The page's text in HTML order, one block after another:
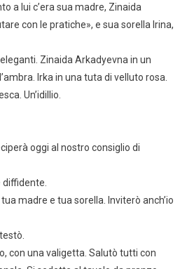
a lui c’era sua madre, Zinaida
con le pratiche», e sua sorella Irina,
Zinaida Arkadyevna in un
Irka in una tuta di velluto rosa.
Un’idillio.
oggi al nostro consiglio di
madre e tua sorella. Inviterò anch’io
con una valigetta. Salutò tutti con